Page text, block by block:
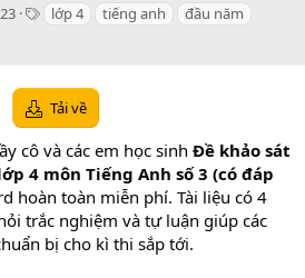
T lớp 4 tiếng anh
đầu năm
Tải về
cô và các em học sinh Đề khảo sát
4 môn Tiếng Anh số 3 (có đáp
hoàn toàn miễn phí. Tài liệu có 4
trắc nghiệm và tự luận giúp các
bị cho kì thi sắp tới.